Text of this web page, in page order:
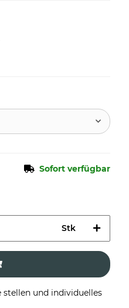
Sofort verfügbar
Stk
stellen und individuelles